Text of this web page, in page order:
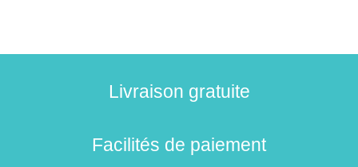
Livraison gratuite
Facilités de paiement